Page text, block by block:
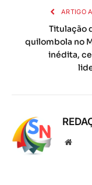
ARTIGO
Titulação
quilombola no
inédita,
Local